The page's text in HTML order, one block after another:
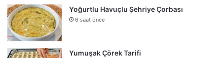
Yoğurtlu Havuçlu Şehriye Çorbası
6 saat önce
Yumuşak Çörek Tarifi